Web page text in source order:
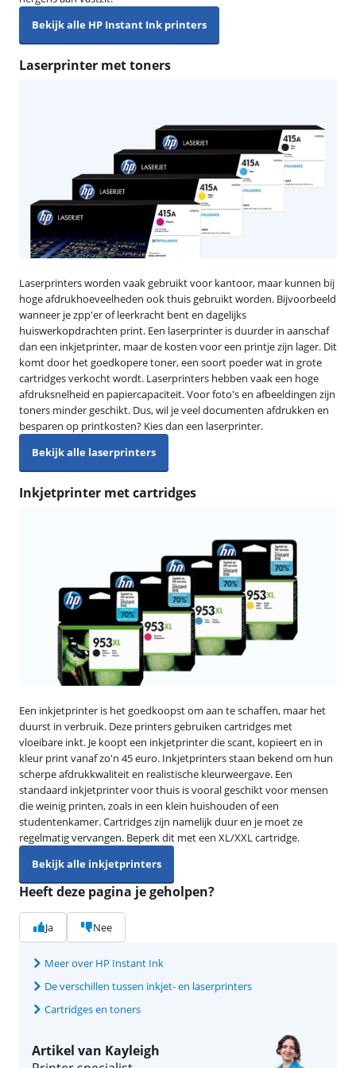
Bekijk alle HP Instant Ink printers
Laserprinter met toners
Laserprinters worden vaak gebruikt voor kantoor, maar kunnen bij
hoge afdrukhoeveelheden ook thuis gebruikt worden. Bijvoorbeeld
wanneer je zpp'er of leerkracht bent en dagelijks
huiswerkopdrachten print. Een laserprinter is duurder in aanschaf
dan een inkjetprinter, maar de kosten voor een printje zijn lager. Dit
komt door het goedkopere toner, een soort poeder wat in grote
cartridges verkocht wordt. Laserprinters hebben vaak een hoge
afdruksnelheid en papiercapaciteit. Voor foto's en afbeeldingen zijn
toners minder geschikt. Dus, wil je veel documenten afdrukken en
besparen op printkosten? Kies dan een laserprinter.
Bekijk alle laserprinters
Inkjetprinter met cartridges
Een inkjetprinter is het goedkoopst om aan te schaffen, maar het
duurst in verbruik. Deze printers gebruiken cartridges met
vloeibare inkt. Je koopt een inkjetprinter die scant, kopieert en in
kleur print vanaf zo'n 45 euro. Inkjetprinters staan bekend om hun
scherpe afdrukkwaliteit en realistische kleurweergave. Een
standaard inkjetprinter voor thuis is vooral geschikt voor mensen
die weinig printen, zoals in een klein huishouden of een
studentenkamer. Cartridges zijn namelijk duur en je moet ze
regelmatig vervangen. Beperk dit met een XL/XXL cartridge.
Bekijk alle inkjetprinters
Heeft deze pagina je geholpen?
Ja Nee
Meer over HP Instant Ink
De verschillen tussen inkjet- en laserprinters
Cartridges en toners
Artikel van Kayleigh